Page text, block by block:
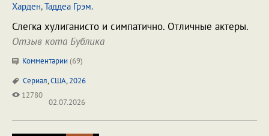
Харден,Таддеа Грэм.
Слегка хулиганисто и симпатично. Отличные актеры.
Отзыв кота Бублика
Комментарии (69)
Сериал,США,2026
12780
02.07.2026